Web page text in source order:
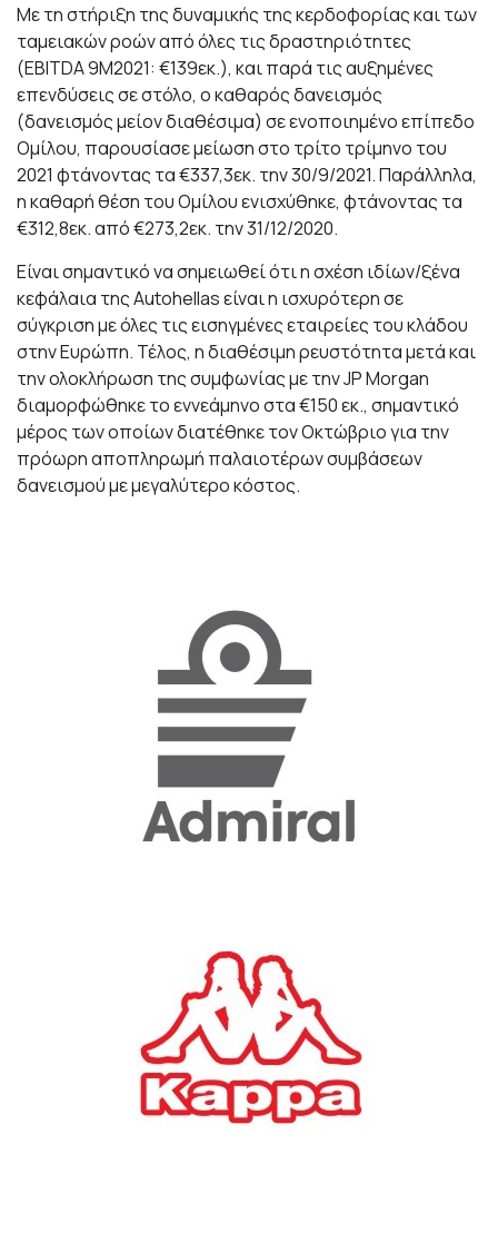
Με τη στήριξη της δυναμικής της κερδοφορίας και των
ταμειακών ροών από όλες τις δραστηριότητες
(EBITDA 9M2021: €139εκ.), και παρά τις αυξημένες
επενδύσεις σε στόλο, ο καθαρός δανεισμός
(δανεισμός μείον διαθέσιμα) σε ενοποιημένο επίπεδο
Ομίλου, παρουσίασε μείωση στο τρίτο τρίμηνο του
2021 φτάνοντας τα €337,3εκ. την 30/9/2021. Παράλληλα,
η καθαρή θέση του Ομίλου ενισχύθηκε, φτάνοντας τα
€312,8εκ. από €273,2εκ. την 31/12/2020.
Είναι σημαντικό να σημειωθεί ότι η σχέση ιδίων/ξένα
κεφάλαια της Autohellas είναι η ισχυρότερη σε
σύγκριση με όλες τις εισηγμένες εταιρείες του κλάδου
στην Ευρώπη. Τέλος, η διαθέσιμη ρευστότητα μετά και
την ολοκλήρωση της συμφωνίας με την JP Morgan
διαμορφώθηκε το εννεάμηνο στα €150 εκ., σημαντικό
μέρος των οποίων διατέθηκε τον Οκτώβριο για την
πρόωρη αποπληρωμή παλαιοτέρων συμβάσεων
δανεισμού με μεγαλύτερο κόστος.